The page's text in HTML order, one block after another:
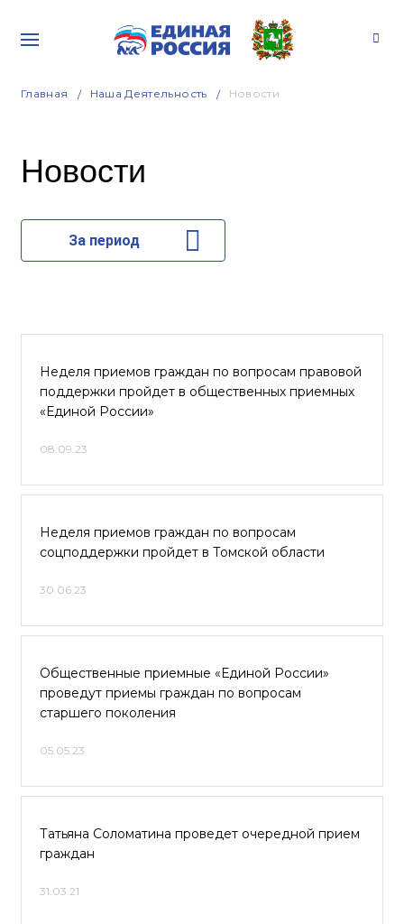
Главная Наша Деятельность Новости
Новости
За период
Неделя приемов граждан по вопросам правовой
поддержки пройдет в общественных приемных
«Единой России»
08.09.23
Неделя приемов граждан по вопросам
соцподдержки пройдет в Томской области
30.06.23
Общественные приемные «Единой России»
проведут приемы граждан по вопросам
старшего поколения
05.05.23
Татьяна Соломатина проведет очередной прием
граждан
31.03.21